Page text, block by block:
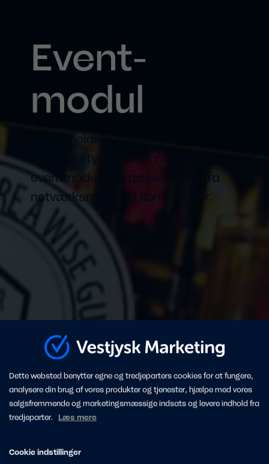
Event­
modul
Gør tilmelding, betaling og
deltagerstyring nemt med vores
eventmodul, der passer til alt fra
netværksmøder til konferencer.
Dette websted benytter egne og tredjeparters cookies for at fungere,
analysere din brug af vores produkter og tjenester, hjælpe med vores
salgsfremmende og marketingsmæssige indsats og levere indhold fra
tredjeparter. Læs mere
Cookie indstillinger